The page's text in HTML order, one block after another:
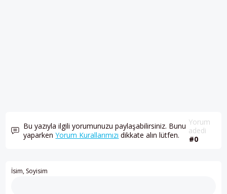
Bu yazıyla ilgili yorumunuzu paylaşabilirsiniz. Bunu
yaparkenYorum Kurallarımızı dikkate alın lütfen.
Yorum
adedi
#0
İsim, Soyisim